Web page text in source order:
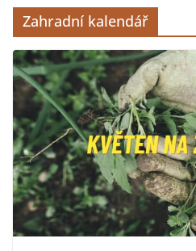
Zahradní kalendář